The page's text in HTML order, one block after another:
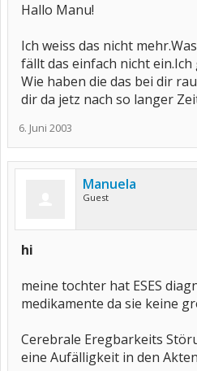
Hallo Manu!
Ich weiss das nicht
fällt das einfach nicht
Wie haben die das bei dir
dir da jetz nach so langer
6. Juni 2003
Manuela
Guest
hi
meine tochter hat ESES
medikamente da sie keine
Cerebrale Eregbarkeits
eine Aufälligkeit in den Akten